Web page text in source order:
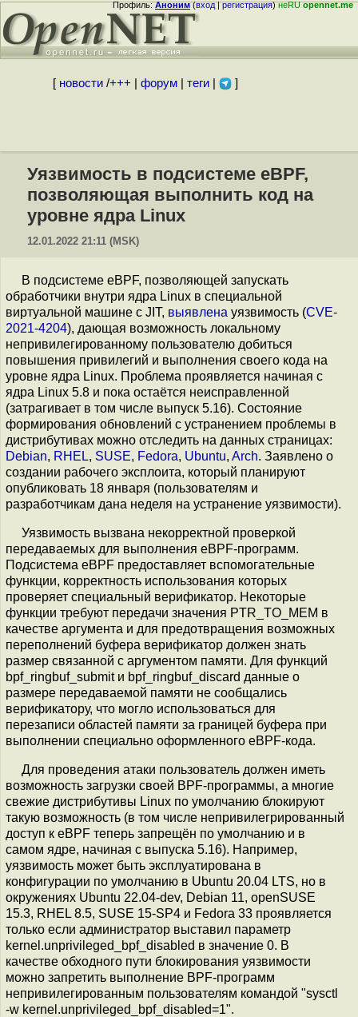
Профиль:Аноним(вход|регистрация)неRUopennet.me
[ новости/+++ форум| теги| ]
Уязвимость в подсистеме eBPF,
позволяющая выполнить код на
уровне ядра Linux
12.01.2022 21:11 (MSK)
В подсистеме eBPF, позволяющей запускать
обработчики внутри ядра Linux в специальной
виртуальной машине с JIT, выявлена уязвимость (CVE-
2021-4204), дающая возможность локальному
непривилегированному пользователю добиться
повышения привилегий и выполнения своего кода на
уровне ядра Linux. Проблема проявляется начиная с
ядра Linux 5.8 и пока остаётся неисправленной
(затрагивает в том числе выпуск 5.16). Состояние
формирования обновлений с устранением проблемы в
дистрибутивах можно отследить на данных страницах:
Debian, RHEL, SUSE, Fedora, Ubuntu, Arch. Заявлено о
создании рабочего эксплоита, который планируют
опубликовать 18 января (пользователям и
разработчикам дана неделя на устранение уязвимости).
Уязвимость вызвана некорректной проверкой
передаваемых для выполнения eBPF-программ.
Подсистема eBPF предоставляет вспомогательные
функции, корректность использования которых
проверяет специальный верификатор. Некоторые
функции требуют передачи значения PTR_TO_MEM в
качестве аргумента и для предотвращения возможных
переполнений буфера верификатор должен знать
размер связанной с аргументом памяти. Для функций
bpf_ringbuf_submit и bpf_ringbuf_discard данные о
размере передаваемой памяти не сообщались
верификатору, что могло использоваться для
перезаписи областей памяти за границей буфера при
выполнении специально оформленного eBPF-кода.
Для проведения атаки пользователь должен иметь
возможность загрузки своей BPF-программы, а многие
свежие дистрибутивы Linux по умолчанию блокируют
такую возможность (в том числе непривилегрированный
доступ к eBPF теперь запрещён по умолчанию и в
самом ядре, начиная с выпуска 5.16). Например,
уязвимость может быть эксплуатирована в
конфигурации по умолчанию в Ubuntu 20.04 LTS, но в
окружениях Ubuntu 22.04-dev, Debian 11, openSUSE
15.3, RHEL 8.5, SUSE 15-SP4 и Fedora 33 проявляется
только если администратор выставил параметр
kernel.unprivileged_bpf_disabled в значение 0. В
качестве обходного пути блокирования уязвимости
можно запретить выполнение BPF-программ
непривилегированным пользователям командой "sysctl
-w kernel.unprivileged_bpf_disabled=1".